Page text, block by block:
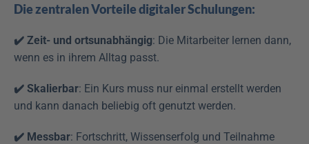
Die zentralen Vorteile digitaler Schulungen:
✔️ Zeit- und ortsunabhängig: Die Mitarbeiter lernen dann,
wenn es in ihrem Alltag passt.
✔️ Skalierbar: Ein Kurs muss nur einmal erstellt werden
und kann danach beliebig oft genutzt werden.
✔️ Messbar: Fortschritt, Wissenserfolg und Teilnahme